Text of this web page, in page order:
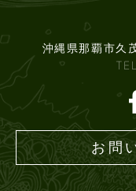
沖縄県那覇市久
お問